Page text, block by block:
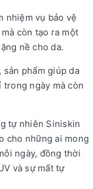
nhiệm vụ bảo vệ
còn tạo ra một
nề cho da.
sản phẩm giúp da
ngày mà còn
tự nhiên Siniskin
cho những ai mong
ngày, đồng thời
và sự mất tự